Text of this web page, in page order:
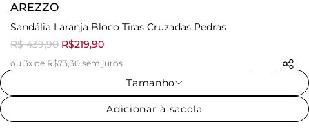
AREZZO
Sandália Laranja Bloco Tiras Cruzadas Pedras
R$ 439,90 R$219,90
ou 3x de R$73,30 sem juros
Tamanho
Adicionar à sacola